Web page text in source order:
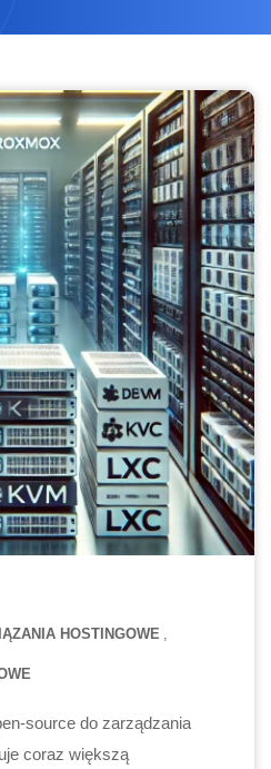
HOSTINGOWE
source do zarządzania
coraz większą